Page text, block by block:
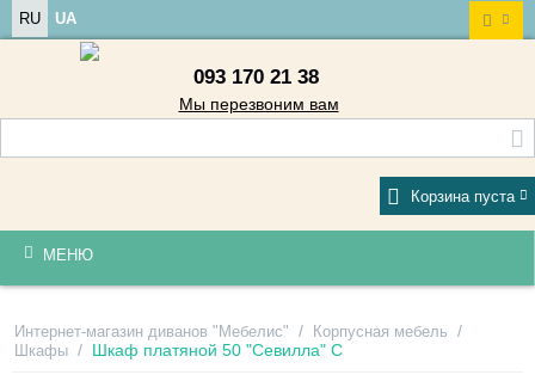
RU UA
093 170 21 38
Мы перезвоним вам
Корзина пуста
МЕНЮ
Интернет-магазин диванов "Мебелис" / Корпусная мебель /
Шкафы / Шкаф платяной 50 "Севилла" С